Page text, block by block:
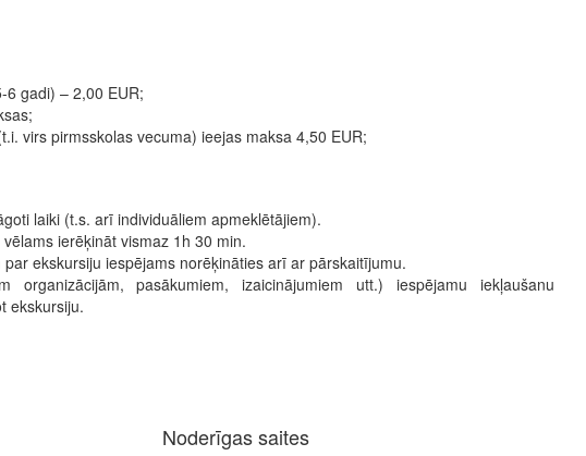
6 gadi) – 2,00 EUR;
virs pirmsskolas vecuma) ieejas maksa 4,50 EUR;
laiki (t.s. arī individuāliem apmeklētājiem).
ierēķināt vismaz 1h 30 min.
ekskursiju iespējams norēķināties arī ar pārskaitījumu.
organizācijām, pasākumiem, izaicinājumiem utt.) iespējamu iekļaušanu
ekskursiju.
Noderīgas saites